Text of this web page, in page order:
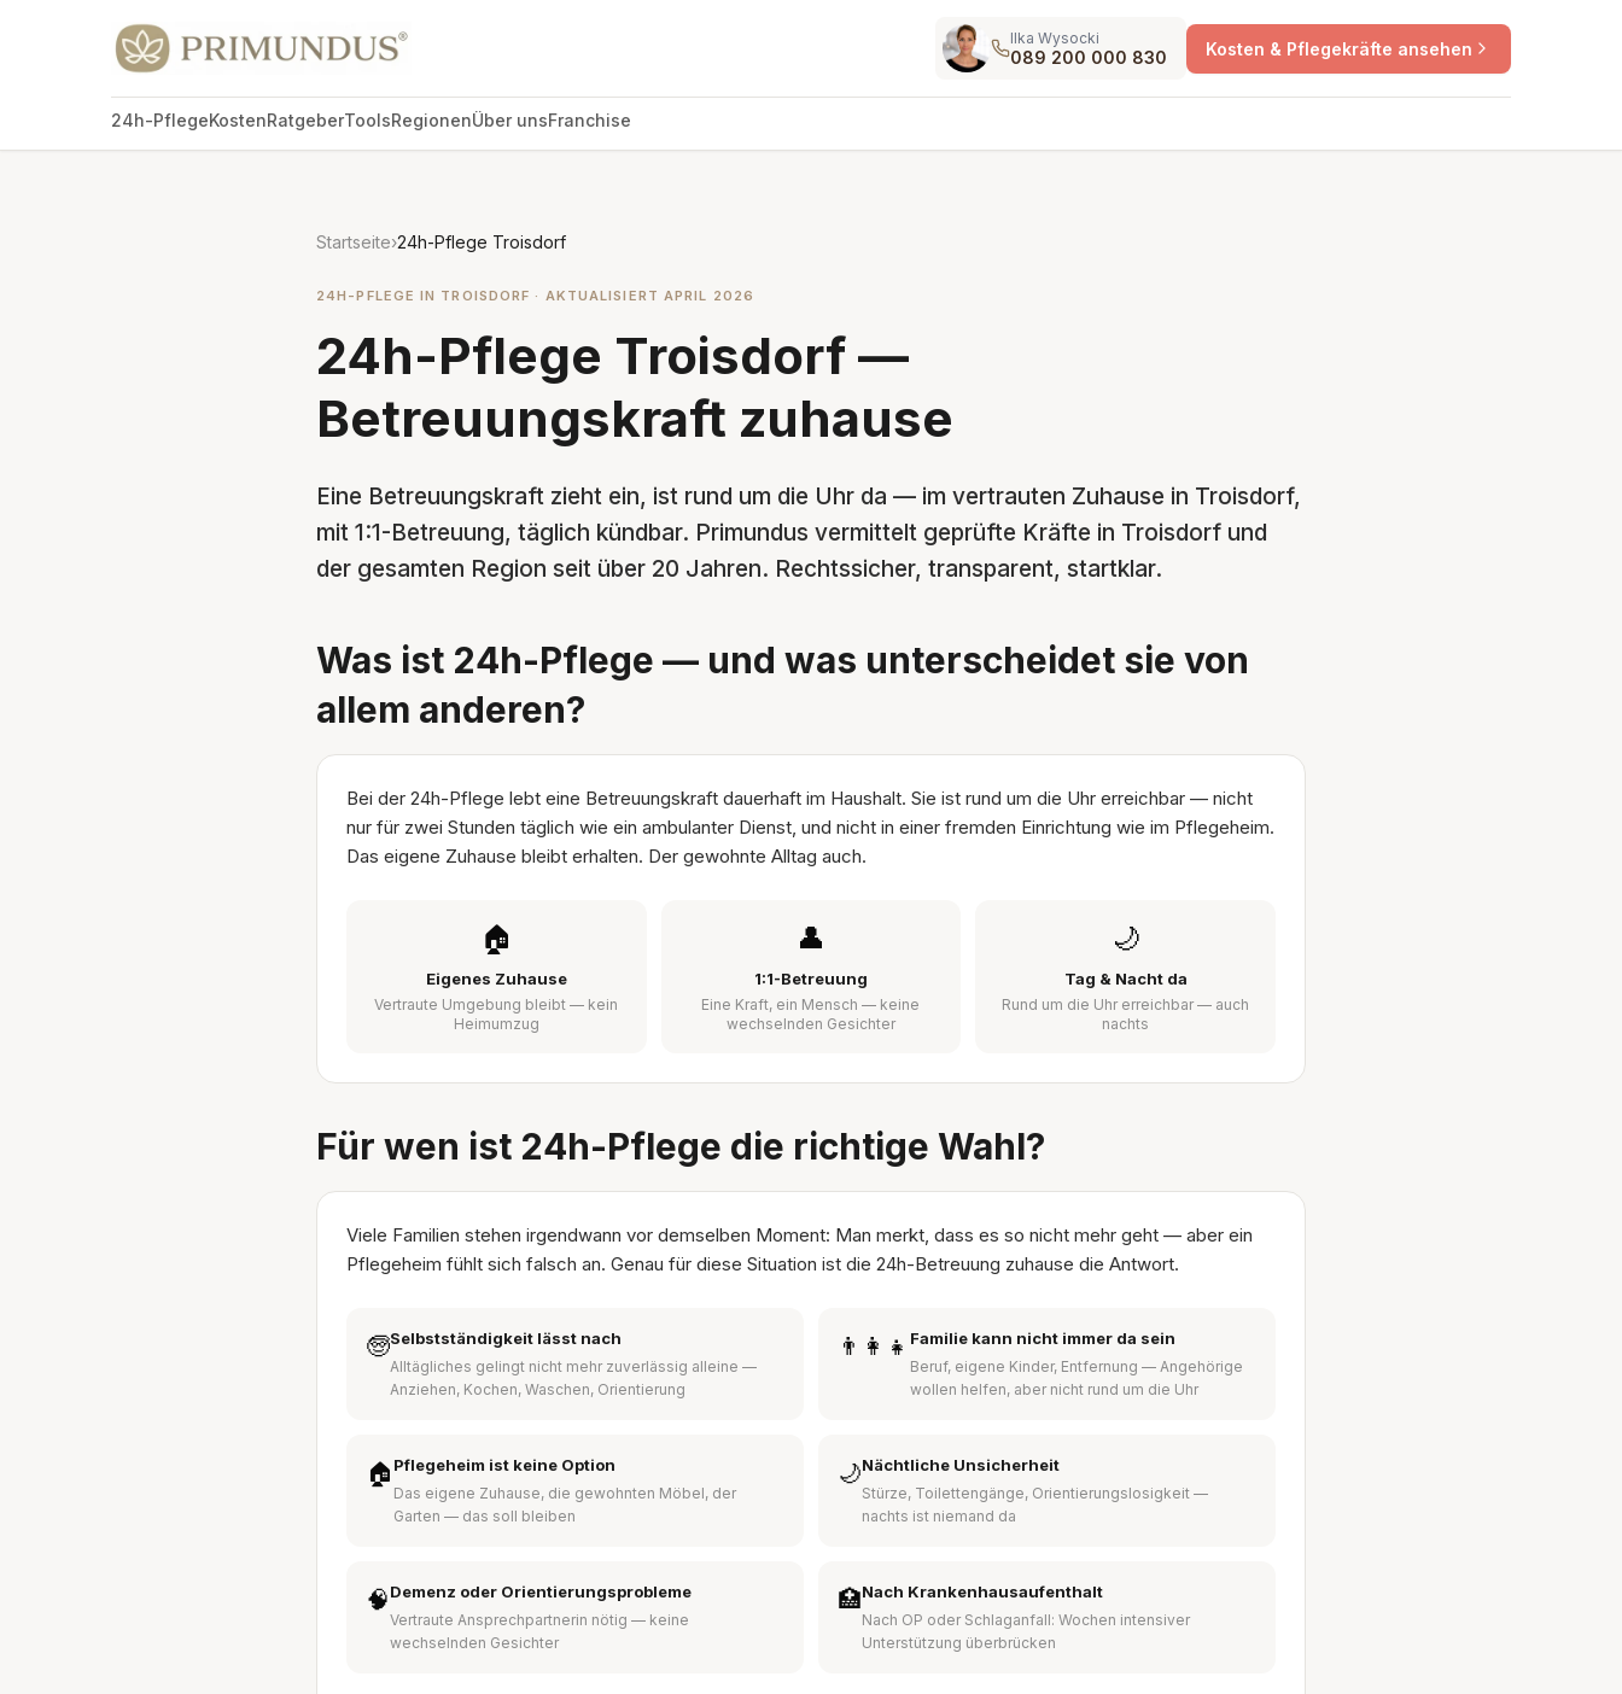
Ilka Wysocki
089 200 000 830 Kosten & Pflegekräfte ansehen
24h-PflegeKostenRatgeberToolsRegionenÜber unsFranchise
Startseite›24h-Pflege Troisdorf
24H-PFLEGE IN TROISDORF · AKTUALISIERT APRIL 2026
24h-Pflege Troisdorf —
Betreuungskraft zuhause
Eine Betreuungskraft zieht ein, ist rund um die Uhr da — im vertrauten Zuhause in Troisdorf,
mit 1:1-Betreuung, täglich kündbar. Primundus vermittelt geprüfte Kräfte in Troisdorf und
der gesamten Region seit über 20 Jahren. Rechtssicher, transparent, startklar.
Was ist 24h-Pflege — und was unterscheidet sie von
allem anderen?
Bei der 24h-Pflege lebt eine Betreuungskraft dauerhaft im Haushalt. Sie ist rund um die Uhr erreichbar — nicht
nur für zwei Stunden täglich wie ein ambulanter Dienst, und nicht in einer fremden Einrichtung wie im Pflegeheim.
Das eigene Zuhause bleibt erhalten. Der gewohnte Alltag auch.
🏠
Eigenes Zuhause
Vertraute Umgebung bleibt — kein
Heimumzug
👤
1:1-Betreuung
Eine Kraft, ein Mensch — keine
wechselnden Gesichter
🌙
Tag & Nacht da
Rund um die Uhr erreichbar — auch
nachts
Für wen ist 24h-Pflege die richtige Wahl?
Viele Familien stehen irgendwann vor demselben Moment: Man merkt, dass es so nicht mehr geht — aber ein
Pflegeheim fühlt sich falsch an. Genau für diese Situation ist die 24h-Betreuung zuhause die Antwort.
🧓Selbstständigkeit lässt nach
Alltägliches gelingt nicht mehr zuverlässig alleine —
Anziehen, Kochen, Waschen, Orientierung
👨‍👩‍👧 Familie kann nicht immer da sein
Beruf, eigene Kinder, Entfernung — Angehörige
wollen helfen, aber nicht rund um die Uhr
🏠 Pflegeheim ist keine Option
Das eigene Zuhause, die gewohnten Möbel, der
Garten — das soll bleiben
🌙Nächtliche Unsicherheit
Stürze, Toilettengänge, Orientierungslosigkeit —
nachts ist niemand da
🧠Demenz oder Orientierungsprobleme
Vertraute Ansprechpartnerin nötig — keine
wechselnden Gesichter
🏥Nach Krankenhausaufenthalt
Nach OP oder Schlaganfall: Wochen intensiver
Unterstützung überbrücken